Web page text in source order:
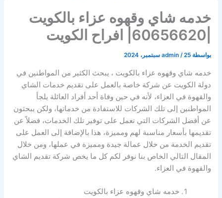
خدمه شاي وقهوه عزاء بالكويت
بواسطة admin /25 سبتمبر، 2024
خدمه شاي وقهوه عزاء بالكويت ، يبحث الكثير من المواطنين في
دولة الكويت عن شركة خاصة بالعمل على تقديم خدمات الشاي
والقهوة في العزاء، لأنه في حين وفاة أحد أفراد العائلة يلجأ
المواطنين إلى تلك الشركات للاستفادة من خدماتها، ولكن يبحثون
عن أفضل الشركات التي تعمل على توفير تلك الخدمات، فضلاً عن
تقديمها بأسعار مناسبة لهم ومميزة، هذا بالإضافة إلى العمل على
تقديم الخدمة من خلال عمالة جيدة ومميزة في عملها، ومن خلال
المقال التالي الخاص بنا نوفر لكم كل ما يخص شركة تقديم الشاي
والقهوة في العزاء.
خدمه شاي وقهوه عزاء بالكويت